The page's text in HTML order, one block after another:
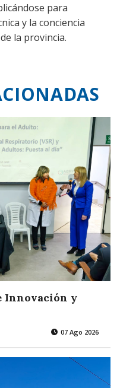
para
y la conciencia
la provincia.
Innovación y
07 Ago 2026